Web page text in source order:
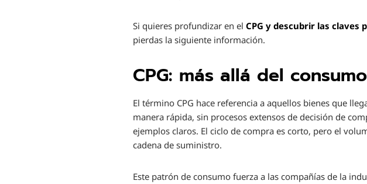
Si quieres profundizar en elCPG y descubrir las
pierdas la siguiente información.
CPG: más allá del
El término CPG hace referencia a aquellos bienes que
manera rápida, sin procesos extensos de decisión de
ejemplos claros. El ciclo de compra es corto, pero el
cadena de suministro.
Este patrón de consumo fuerza a las compañías de la